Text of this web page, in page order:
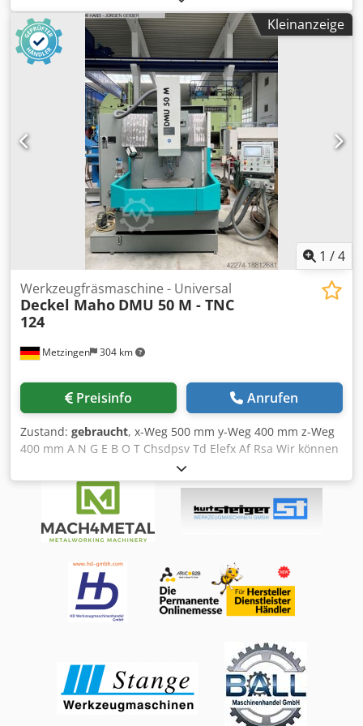
Gewindeschneiden * Spiralinterpolation *
Hochgeschwindigkeitsbearbeitung (HSC) * Vollständige
Maschinenverkleidung * Maschinengewicht: ca. 7.500 kg *
Maschinenabmessungen (L × B × H): ca. 2.600 × 2.400 ×
Drehdurchmesser Grube Ø 1580 mm Drehlänge 3000/4500
mm Grubenlänge 1500 mm Spindelbohrung 160 mm
Leistung Spindel 40 kW Bettbreite 800 mm
Spindelaufnahme 6 Mk Werkstückgewicht Chodpfx Asxtbf
Eof Rea 3500 Drehzahl 800 Rpm Vorschub X - Achse 10000
mm/min. Vorschub Z- Achse 10000 mm/min.
Kleinanzeige
1 /4
Metzingen 304 km
Werkzeugfräsmaschine - Universal
Deckel Maho DMU 50 M - TNC
124
Preisinfo Anrufen
Zustand: gebraucht, x-Weg 500 mm y-Weg 400 mm z-Weg
400 mm A N G E B O T Chsdpsv Td Elefx Af Rsa Wir können
Ihnen ab Lager, Irrtum und Zwischenverkauf vorbehalten,
unverbindlich anbieten : DECKEL MAHO CNC Universal
Fräsmaschine Type DMU 50 M Baujahr 1998 _____
Arbeitsbereich: Längshub X-Achse 500 mm Vertikalhub Z-
Achse 400 mm Querhub Y-Achse 400 mm C-Achse –
manuell ° Tischfläche Ø 700 x 500 mm Schwenkbereich des
Tisches ° Drehbarkeit des Tisches 360 ° Werkstückgewicht
max. 200 kg Einbauhöhe zwischen Tisch und Spindel ca.
550 mm Ausladung zwischen Maschine und Spindel
Spindeldrehzahlen stufenlos programmierbar 20 – 4.500
U/min Vorschubwerte / Eilgang max. 5.000 mm/min AC-
Hauptantrieb 0%/40% ED ca. 9 / 13 kW Gesamtantrieb ca.
15 kW - 400 V - 50 Hz Gewicht ca. 3.000 kg Zubehör /
Sonderausstattung • 3-Achsen Streckensteuerung